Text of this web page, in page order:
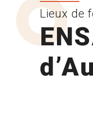
Lieux de